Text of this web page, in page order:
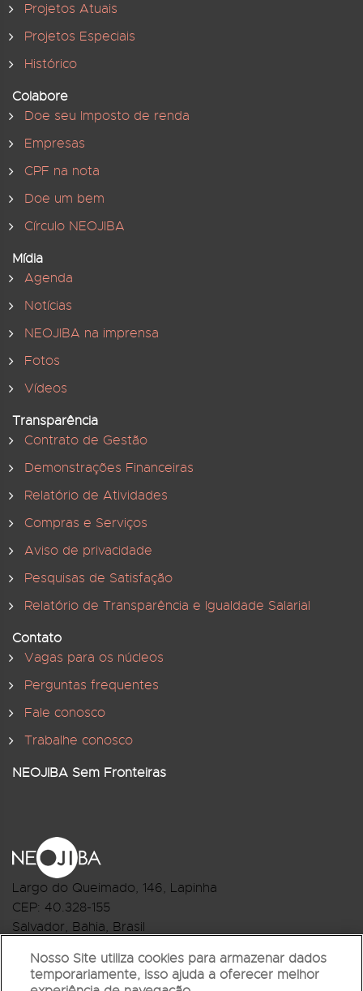
Projetos Atuais
Projetos Especiais
Histórico
Colabore
Doe seu Imposto de renda
Empresas
CPF na nota
Doe um bem
Círculo NEOJIBA
Mídia
Agenda
Notícias
NEOJIBA na imprensa
Fotos
Vídeos
Transparência
Contrato de Gestão
Demonstrações Financeiras
Relatório de Atividades
Compras e Serviços
Aviso de privacidade
Pesquisas de Satisfação
Relatório de Transparência e Igualdade Salarial
Contato
Vagas para os núcleos
Perguntas frequentes
Fale conosco
Trabalhe conosco
NEOJIBA Sem Fronteiras
Largo do Queimado, 146, Lapinha
CEP: 40.328-155
Salvador, Bahia, Brasil
R.Monte Castelo Nº 62, Bairro Barbalho
Nosso Site utiliza cookies para armazenar dados
temporariamente, isso ajuda a oferecer melhor